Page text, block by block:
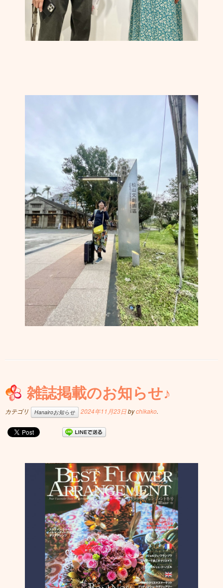
雑誌掲載のお知らせ♪
カテゴリ Hanairoお知らせ 2024年11月23日bychikako.